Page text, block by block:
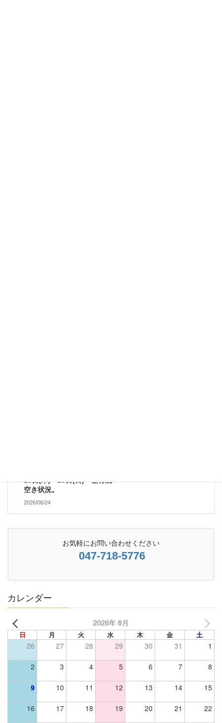
25日(木)～28日(日) 整骨院
空き状況。
2026/06/24
お気軽にお問い合わせください
047-718-5776
カレンダー
2026年 8月
日 月 火 水 木 金 土
26 27 28 29 30 31 1
2 3 4 5 6 7 8
9 10 11 12 13 14 15
16 17 18 19 20 21 22